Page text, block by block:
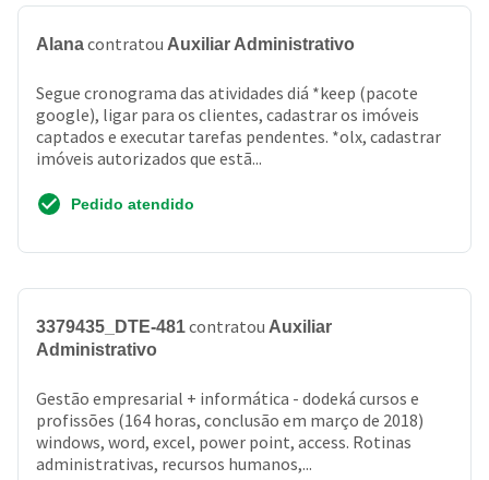
Alanacontratou Auxiliar Administrativo
Segue cronograma das atividades diá *keep (pacote
google), ligar para os clientes, cadastrar os imóveis
captados e executar tarefas pendentes. *olx, cadastrar
imóveis autorizados que estã...
Pedido atendido
3379435_DTE-481contratou Auxiliar
Administrativo
Gestão empresarial + informática - dodeká cursos e
profissões (164 horas, conclusão em março de 2018)
windows, word, excel, power point, access. Rotinas
administrativas, recursos humanos,...